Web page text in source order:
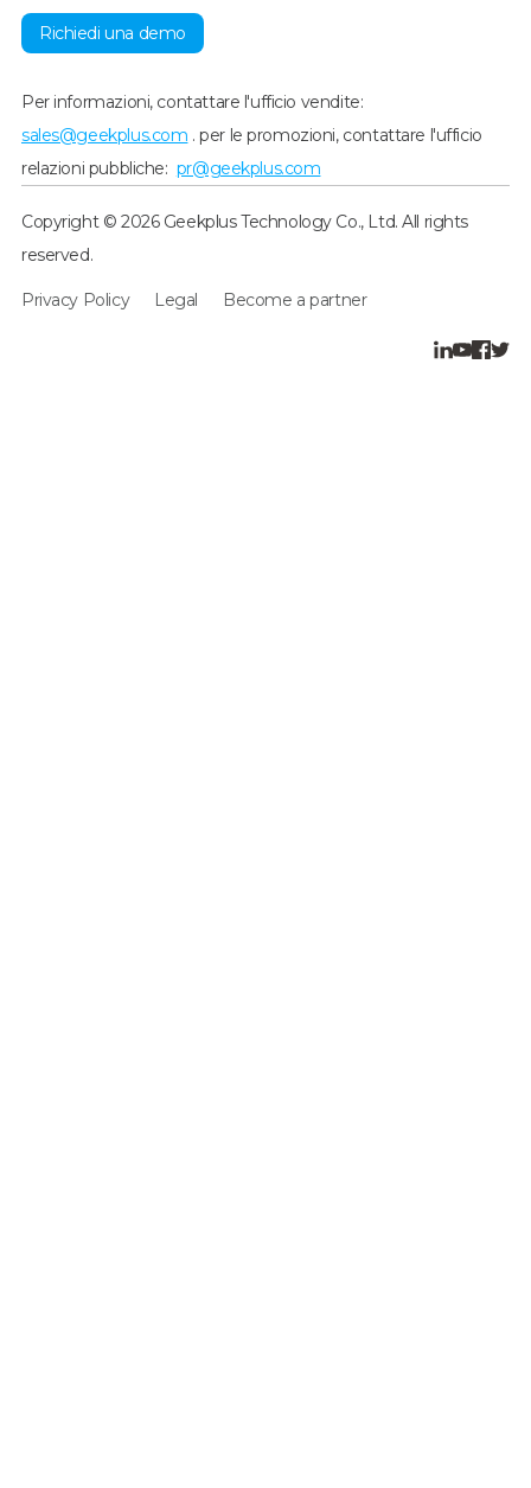
Richiedi una demo
Per informazioni, contattare l'ufficio vendite:
sales@geekplus.com . per le promozioni, contattare l'ufficio
relazioni pubbliche: pr@geekplus.com
Copyright © 2026 Geekplus Technology Co., Ltd. All rights
reserved.
Privacy Policy Legal Become a partner